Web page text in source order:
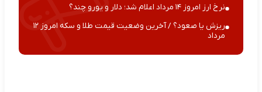
نرخ ارز امروز ۱۴ مرداد اعلام شد؛ دلار و یورو چند؟
ریزش یا صعود؟ / آخرین وضعیت قیمت طلا و سکه امروز ۱۲
مرداد